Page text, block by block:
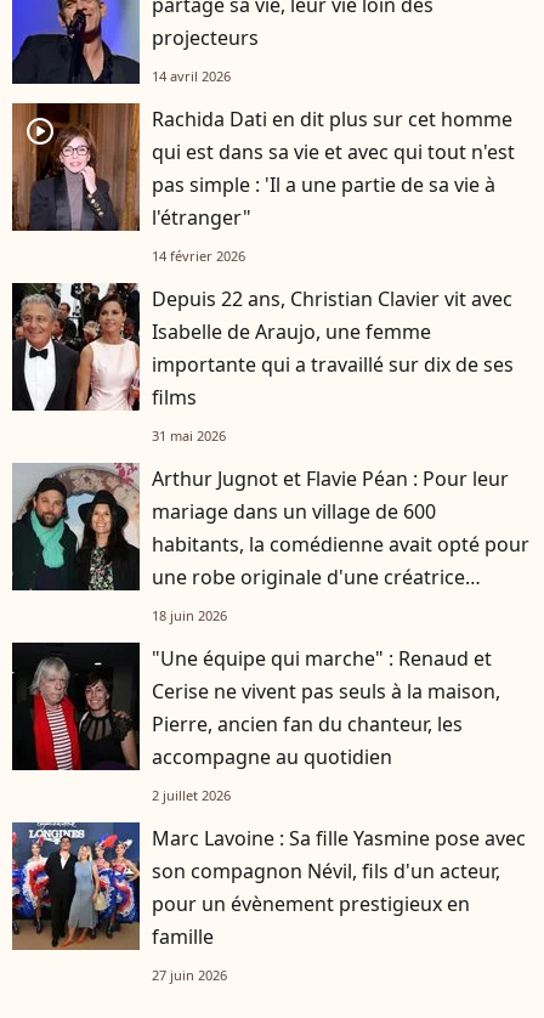
projecteurs
14 avril 2026
player2
Rachida Dati en dit plus sur cet homme
qui est dans sa vie et avec qui tout n'est
pas simple : 'Il a une partie de sa vie à
l'étranger"
14 février 2026
Depuis 22 ans, Christian Clavier vit avec
Isabelle de Araujo, une femme
importante qui a travaillé sur dix de ses
films
31 mai 2026
Arthur Jugnot et Flavie Péan : Pour leur
mariage dans un village de 600
habitants, la comédienne avait opté pour
une robe originale d'une créatrice
française
18 juin 2026
"Une équipe qui marche" : Renaud et
Cerise ne vivent pas seuls à la maison,
Pierre, ancien fan du chanteur, les
accompagne au quotidien
2 juillet 2026
Marc Lavoine : Sa fille Yasmine pose avec
son compagnon Névil, fils d'un acteur,
pour un évènement prestigieux en
famille
27 juin 2026